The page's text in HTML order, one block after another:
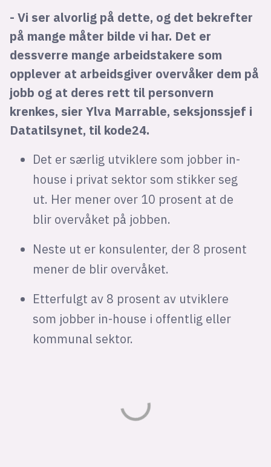
- Vi ser alvorlig på dette, og det bekrefter
på mange måter bilde vi har. Det er
dessverre mange arbeidstakere som
opplever at arbeidsgiver overvåker dem på
jobb og at deres rett til personvern
krenkes, sier Ylva Marrable, seksjonssjef i
Datatilsynet, til kode24.
Det er særlig utviklere som jobber in-
house i privat sektor som stikker seg
ut. Her mener over 10 prosent at de
blir overvåket på jobben.
Neste ut er konsulenter, der 8 prosent
mener de blir overvåket.
Etterfulgt av 8 prosent av utviklere
som jobber in-house i offentlig eller
kommunal sektor.